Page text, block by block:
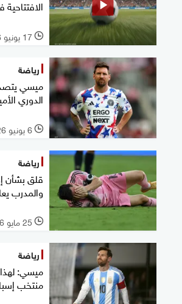
l 17 يونيو 2026
رياضة
ميسي
الدوري
l 6 يونيو 2026
رياضة
قلق بشأن
والمدرب
l 25 مايو 2026
رياضة
ميسي:
منتخب